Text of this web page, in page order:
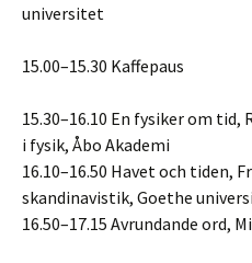
universitet
15.00–15.30 Kaffepaus
15.30–16.10 En fysiker om
i fysik, Åbo Akademi
16.10–16.50 Havet och tiden,
skandinavistik, Goethe
16.50–17.15 Avrundande ord,